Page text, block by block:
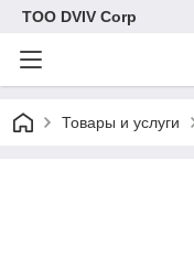
ТОО DVIV Corp
Товары и услуги